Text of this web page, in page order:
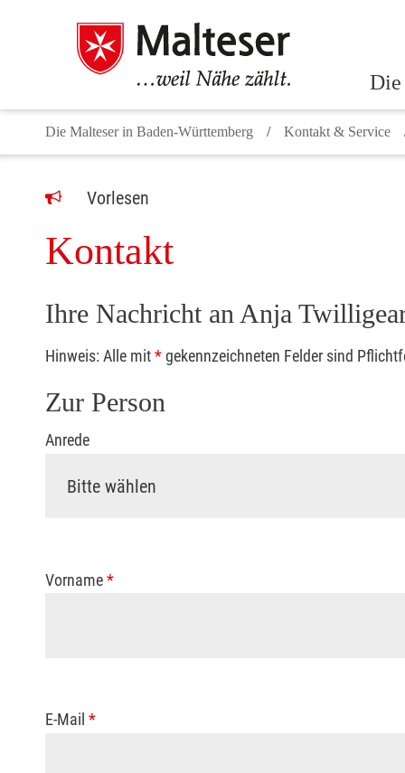
Die
Die Malteser in Baden-Württemberg Kontakt & Service
Vorlesen
Kontakt
Ihre Nachricht an Anja
Hinweis: Alle mit*gekennzeichneten Felder sind
Zur Person
Anrede
Vorname*
E-Mail *